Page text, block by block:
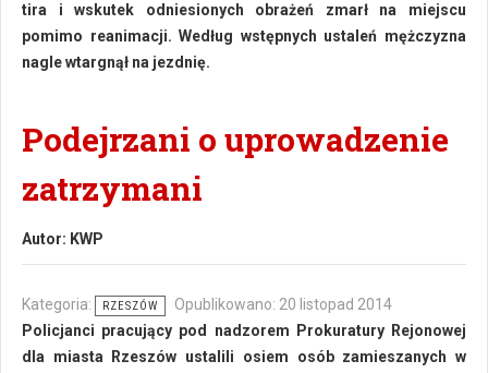
tira i wskutek odniesionych obrażeń zmarł na miejscu
pomimo reanimacji. Według wstępnych ustaleń mężczyzna
nagle wtargnął na jezdnię.
Podejrzani o uprowadzenie
zatrzymani
Autor: KWP
Kategoria: RZESZÓW
Opublikowano: 20 listopad 2014
Policjanci pracujący pod nadzorem Prokuratury Rejonowej
dla miasta Rzeszów ustalili osiem osób zamieszanych w